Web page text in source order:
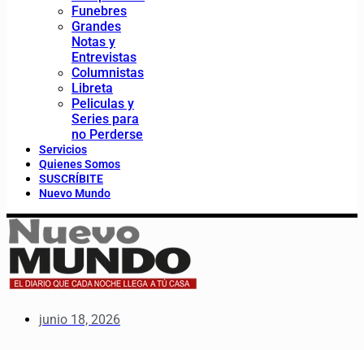
Funebres
Grandes
Notas y
Entrevistas
Columnistas
Libreta
Peliculas y
Series para
no Perderse
Servicios
Quienes Somos
SUSCRÍBITE
Nuevo Mundo
junio 18, 2026